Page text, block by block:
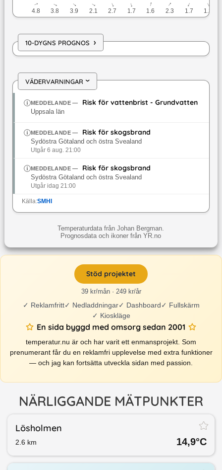
↓
4.8
↓
3.8
↓
3.9
↓
2.1
↓
2.7
↓
1.7
↓
1.6
↓
2.3
↓
1.7
↓
1.3
10-DYGNS PROGNOS ›
VÄDERVARNINGAR›
MEDDELANDE— Risk för vattenbrist - Grundvatten
Uppsala län
MEDDELANDE— Risk för skogsbrand
Sydöstra Götaland och östra Svealand
Utgår 6 aug. 21:00
MEDDELANDE— Risk för skogsbrand
Sydöstra Götaland och östra Svealand
Utgår idag 21:00
Källa:SMHI
Temperaturdata från Johan Bergman.
Prognosdata och ikoner från YR.no
Stöd projektet
39 kr/mån · 249 kr/år
✓ Reklamfritt✓ Nedladdningar✓ Dashboard✓ Fullskärm
✓ Kioskläge
En sida byggd med omsorg sedan 2001
temperatur.nu är och har varit ett enmansprojekt. Som
prenumerant får du en reklamfri upplevelse med extra funktioner
— och jag kan fortsätta utveckla sidan med passion.
NÄRLIGGANDE MÄTPUNKTER
Lösholmen
2.6 km 14,9°C